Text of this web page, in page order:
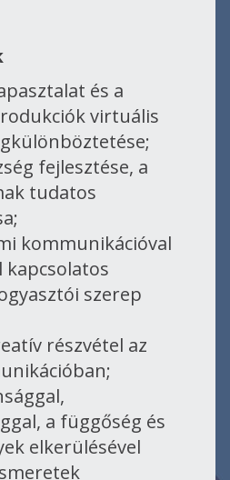
és a
virtuális
fejlesztése, a
tudatos
kommunikációval
kapcsolatos
szerep
részvétel az
a függőség és
elkerülésével